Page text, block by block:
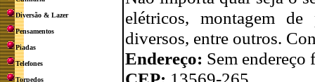
Diversão & Lazer
Pensamentos
Piadas
Telefones
Torpedos
elétricos, montagem de
diversos, entre outros.
Endereço: Sem endereço